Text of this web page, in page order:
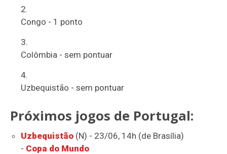
Congo - 1 ponto
Colômbia - sem pontuar
Uzbequistão - sem pontuar
Próximos jogos de Portugal:
Uzbequistão(N) - 23/06, 14h (de Brasília)
- Copa do Mundo